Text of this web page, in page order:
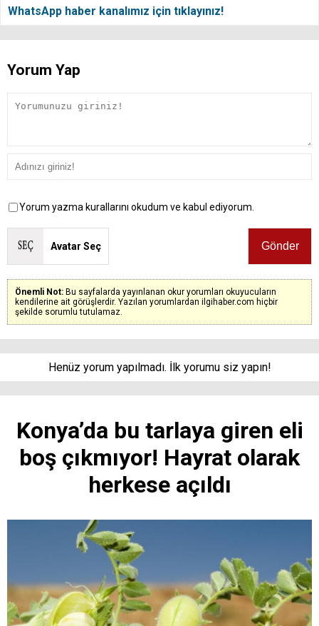
WhatsApp haber kanalımız için tıklayınız!
Yorum Yap
Yorum yazma kurallarını okudum ve kabul ediyorum.
Avatar Seç
Önemli Not: Bu sayfalarda yayınlanan okur yorumları okuyucuların
kendilerine ait görüşlerdir. Yazılan yorumlardan ilgihaber.com hiçbir
şekilde sorumlu tutulamaz.
Henüz yorum yapılmadı. İlk yorumu siz yapın!
Konya’da bu tarlaya giren eli
boş çıkmıyor! Hayrat olarak
herkese açıldı